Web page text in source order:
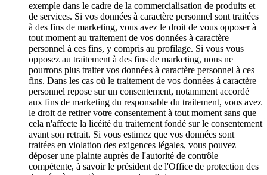
exemple dans le cadre de la commercialisation de produits et
de services. Si vos données à caractère personnel sont traitées
à des fins de marketing, vous avez le droit de vous opposer à
tout moment au traitement de vos données à caractère
personnel à ces fins, y compris au profilage. Si vous vous
opposez au traitement à des fins de marketing, nous ne
pourrons plus traiter vos données à caractère personnel à ces
fins. Dans les cas où le traitement de vos données à caractère
personnel repose sur un consentement, notamment accordé
aux fins de marketing du responsable du traitement, vous avez
le droit de retirer votre consentement à tout moment sans que
cela n'affecte la licéité du traitement fondé sur le consentement
avant son retrait. Si vous estimez que vos données sont
traitées en violation des exigences légales, vous pouvez
déposer une plainte auprès de l'autorité de contrôle
compétente, à savoir le président de l'Office de protection des